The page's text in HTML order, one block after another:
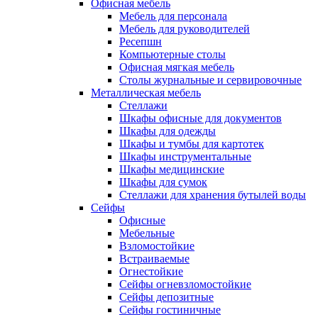
Офисная мебель
Мебель для персонала
Мебель для руководителей
Ресепшн
Компьютерные столы
Офисная мягкая мебель
Столы журнальные и сервировочные
Металлическая мебель
Стеллажи
Шкафы офисные для документов
Шкафы для одежды
Шкафы и тумбы для картотек
Шкафы инструментальные
Шкафы медицинские
Шкафы для сумок
Стеллажи для хранения бутылей воды
Сейфы
Офисные
Мебельные
Взломостойкие
Встраиваемые
Огнестойкие
Сейфы огневзломостойкие
Сейфы депозитные
Сейфы гостиничные